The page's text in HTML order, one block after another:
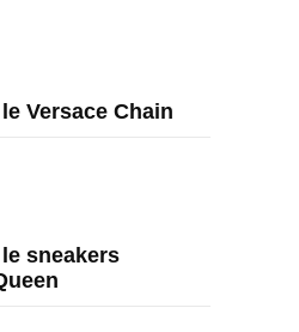
Versace Chain
sneakers